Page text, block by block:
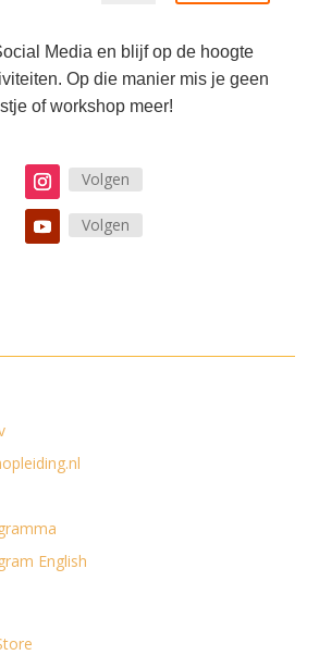
Media en blijf op de hoogte
Op die manier mis je geen
of workshop meer!
Volgen
Volgen
English